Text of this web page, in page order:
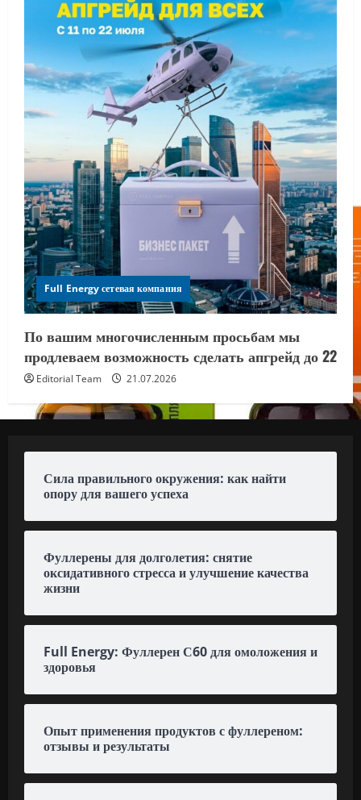
Full Energy сетевая компания
По вашим многочисленным просьбам мы
продлеваем возможность сделать апгрейд до 22
Editorial Team 21.07.2026
Сила правильного окружения: как найти
опору для вашего успеха
Фуллерены для долголетия: снятие
оксидативного стресса и улучшение качества
жизни
Full Energy: Фуллерен С60 для омоложения и
здоровья
Опыт применения продуктов с фуллереном:
отзывы и результаты